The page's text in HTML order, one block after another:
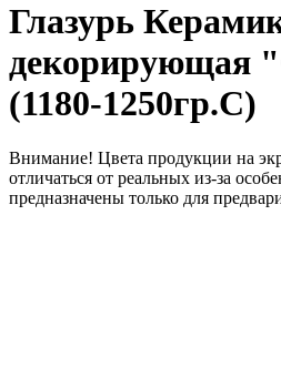
Глазурь
декорирующая
(1180-1250гр.С)
Внимание! Цвета продукции на
отличаться от реальных из-за
предназначены только для